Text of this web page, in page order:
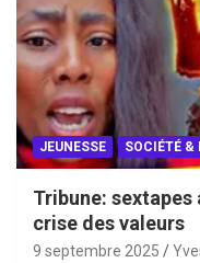
JEUNESSE SOCIÉTÉ &
Tribune: sextapes
crise des valeurs
9 septembre 2025